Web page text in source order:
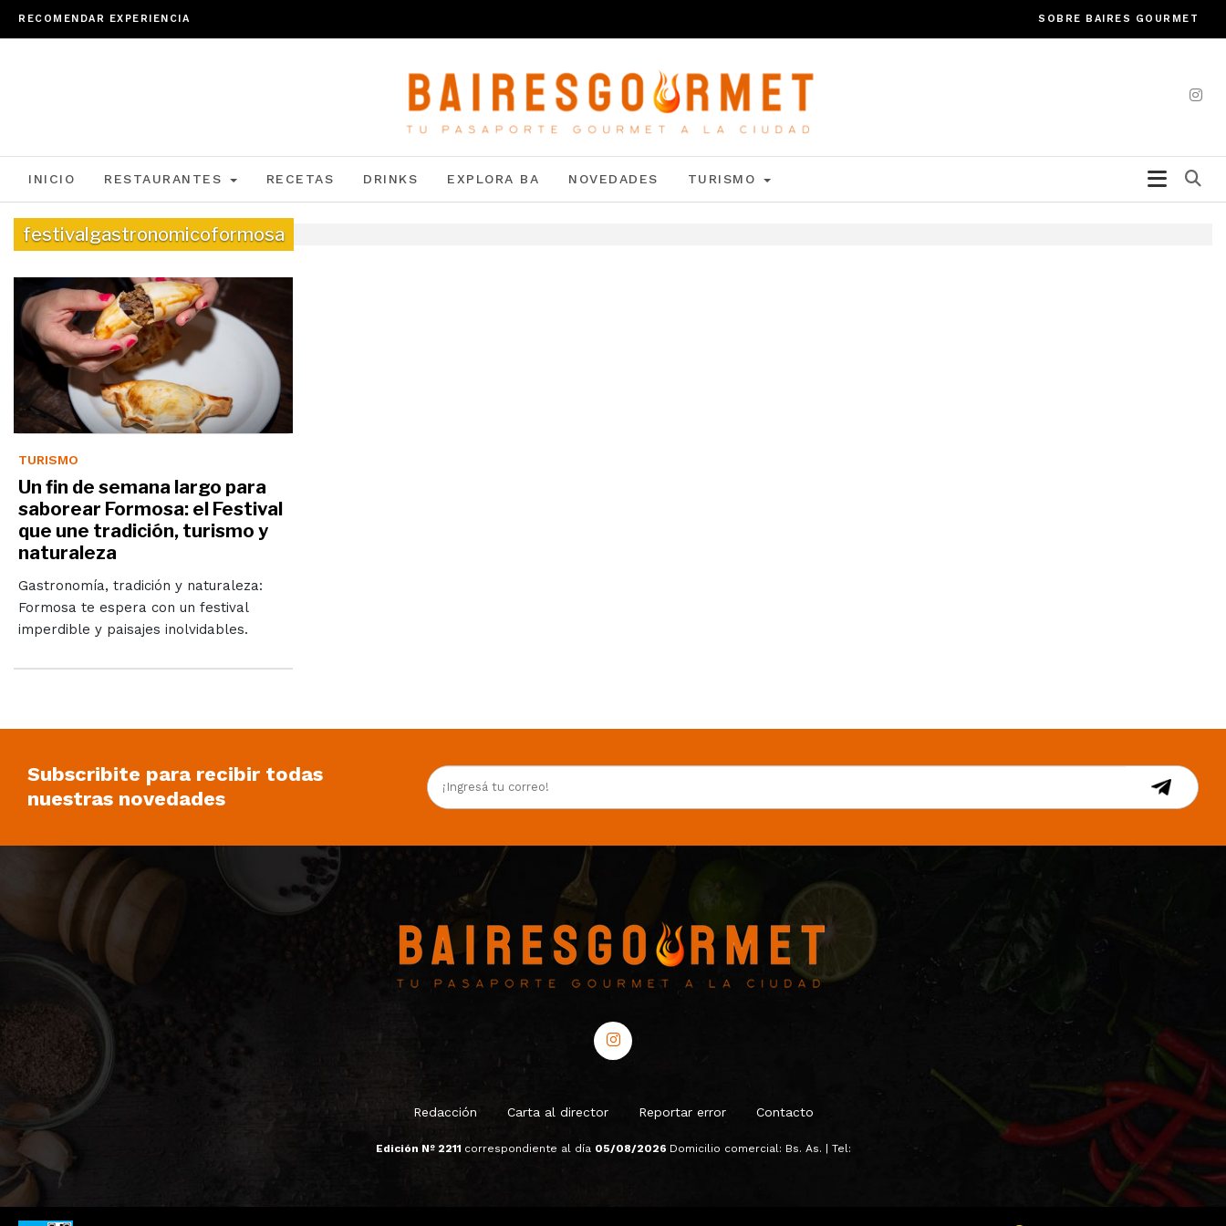
RECOMENDAR EXPERIENCIA SOBRE BAIRES GOURMET
INICIO RESTAURANTES RECETAS DRINKS EXPLORA BA NOVEDADES TURISMO
festivalgastronomicoformosa
TURISMO
Un fin de semana largo para
saborear Formosa: el Festival
que une tradición, turismo y
naturaleza
Gastronomía, tradición y naturaleza:
Formosa te espera con un festival
imperdible y paisajes inolvidables.
Subscribite para recibir todas
nuestras novedades
Redacción Carta al director Reportar error Contacto
Edición Nº 2211 correspondiente al día 05/08/2026 Domicilio comercial: Bs. As. | Tel: